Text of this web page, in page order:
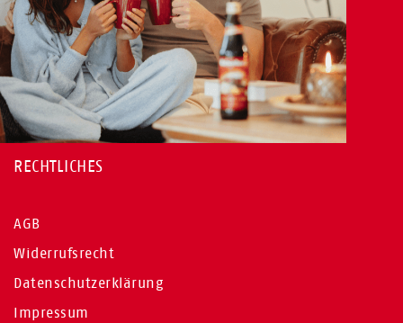
RECHTLICHES
AGB
Widerrufsrecht
Datenschutzerklärung
Impressum